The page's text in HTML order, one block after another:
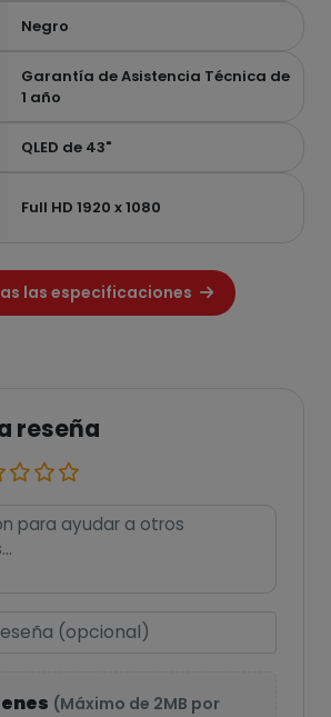
Negro
Garantía de Asistencia Técnica de
1 año
QLED de 43"
Full HD 1920 x 1080
las especificaciones
reseña
(Máximo de 2MB por